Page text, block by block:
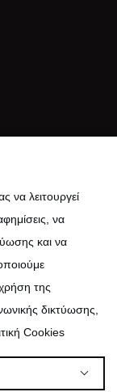
να λειτουργεί
να
και να
της
δικτύωσης,
Cookies